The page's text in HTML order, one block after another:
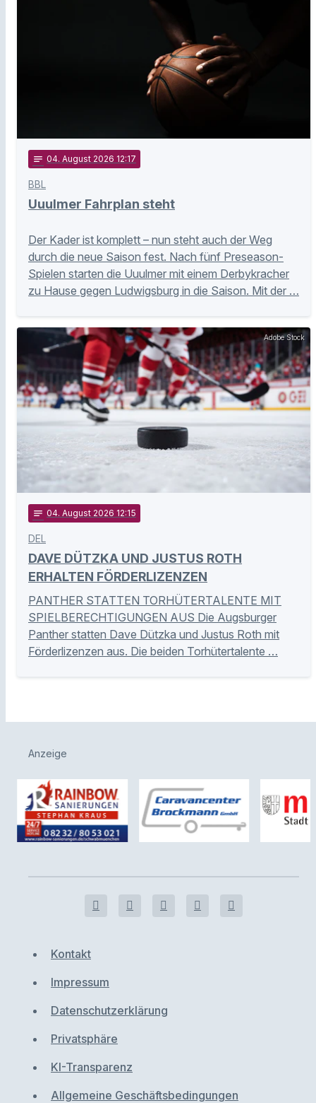
notes 04. August 2026 12:17
BBL
Uuulmer Fahrplan steht
Der Kader ist komplett – nun steht auch der Weg
durch die neue Saison fest. Nach fünf Preseason-
Spielen starten die Uuulmer mit einem Derbykracher
zu Hause gegen Ludwigsburg in die Saison. Mit der …
Adobe Stock
notes 04. August 2026 12:15
DEL
DAVE DÜTZKA UND JUSTUS ROTH
ERHALTEN FÖRDERLIZENZEN
PANTHER STATTEN TORHÜTERTALENTE MIT
SPIELBERECHTIGUNGEN AUS Die Augsburger
Panther statten Dave Dützka und Justus Roth mit
Förderlizenzen aus. Die beiden Torhütertalente …
Anzeige
Kontakt
Impressum
Datenschutzerklärung
Privatsphäre
KI-Transparenz
Allgemeine Geschäftsbedingungen